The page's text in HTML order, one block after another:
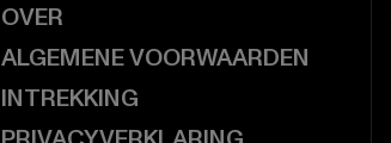
OVER
ALGEMENE VOORWAARDEN
INTREKKING